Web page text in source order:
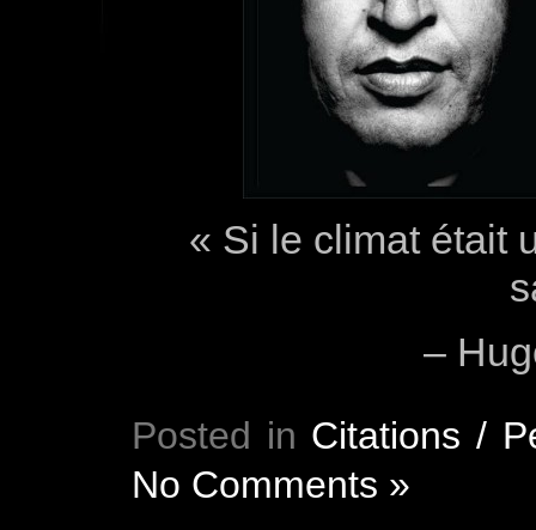
« Si le climat était
–
Posted in Citations /
No Comments »